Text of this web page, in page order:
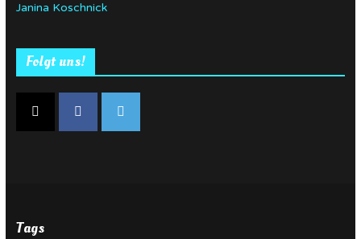
Janina Koschnick
Folgt uns!
Tags